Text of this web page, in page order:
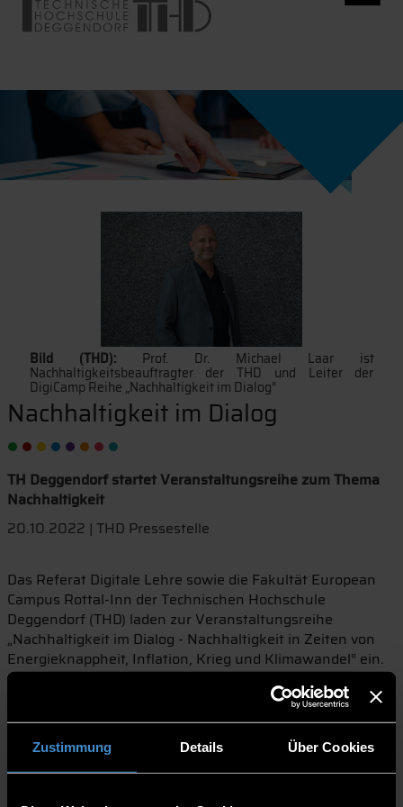
Zustimmung Details Über Cookies
Bild (THD): Prof. Dr. Michael Laar ist
Nachhaltigkeitsbeauftragter der THD und Leiter der
DigiCamp Reihe „Nachhaltigkeit im Dialog“
Nachhaltigkeit im Dialog
TH Deggendorf startet Veranstaltungsreihe zum Thema
Nachhaltigkeit
20.10.2022 | THD Pressestelle
Das Referat Digitale Lehre sowie die Fakultät European
Campus Rottal-Inn der Technischen Hochschule
Deggendorf (THD) laden zur Veranstaltungsreihe
„Nachhaltigkeit im Dialog - Nachhaltigkeit in Zeiten von
Energieknappheit, Inflation, Krieg und Klimawandel“ ein.
An der Hochschule kümmert sich Prof. Dr. Michael Laar um
das Thema Nachhaltigkeit. Er freut sich auf den
Austausch mit Studierenden,
Unternehmensvertreter:innen und interessierten
Privatpersonen aus der Region: „Das Ziel unserer
DigiCamps ist es, einen Raum für Diskussion und